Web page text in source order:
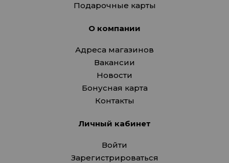
Подарочные карты
О компании
Адреса магазинов
Вакансии
Новости
Бонусная карта
Контакты
Личный кабинет
Войти
Зарегистрироваться